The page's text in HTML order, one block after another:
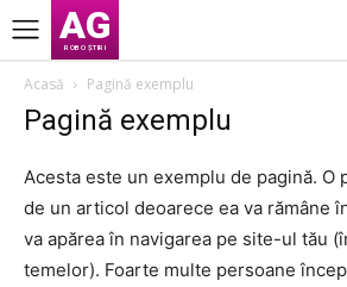
AG
ROBO ȘTIRI
Acasă Pagină exemplu
Pagină exemplu
Acesta este un exemplu de pagină. O
de un articol deoarece ea va rămâne
va apărea în navigarea pe site-ul tău
temelor). Foarte multe persoane